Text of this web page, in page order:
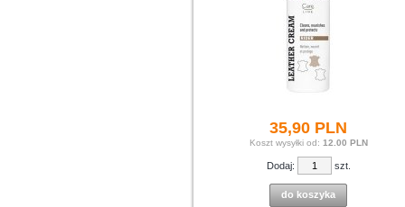
35,90 PLN
Koszt wysyłki od: 12.00 PLN
Dodaj: szt.
do koszyka